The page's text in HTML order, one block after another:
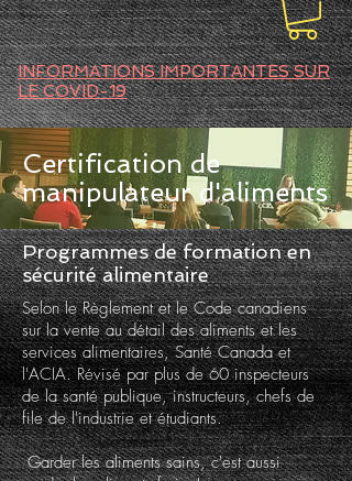
INFORMATIONS IMPORTANTES SUR
LE COVID-19
Certification de
manipulateur d'aliments
Programmes de formation en
sécurité alimentaire
Selon le Règlement et le Code canadiens
sur la vente au détail des aliments et les
services alimentaires, Santé Canada et
l'ACIA. Révisé par plus de 60 inspecteurs
de la santé publique, instructeurs, chefs de
file de l'industrie et étudiants.
Garder les aliments sains, c'est aussi